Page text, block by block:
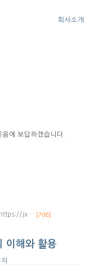
회사소개
에 보답하겠습니다.
jx… [708]
이해와 활용